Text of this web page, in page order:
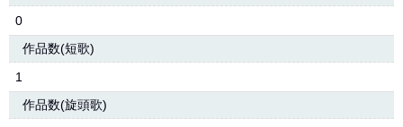
0
作品数(短歌)
1
作品数(旋頭歌)